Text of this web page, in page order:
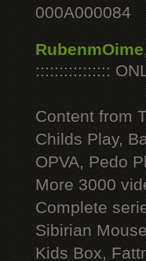
000A000084
RubenmOime,
::::::::::::::::
Content from
Childs Play,
OPVA, Pedo
More 3000
Complete
Sibirian
Kids Box,